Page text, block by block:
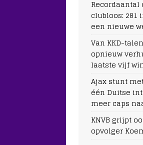
clubloos: 281
een nieuwe
Van KKD-
opnieuw
laatste vijf
Ajax stunt
één Duitse
meer caps
KNVB grijpt
opvolger